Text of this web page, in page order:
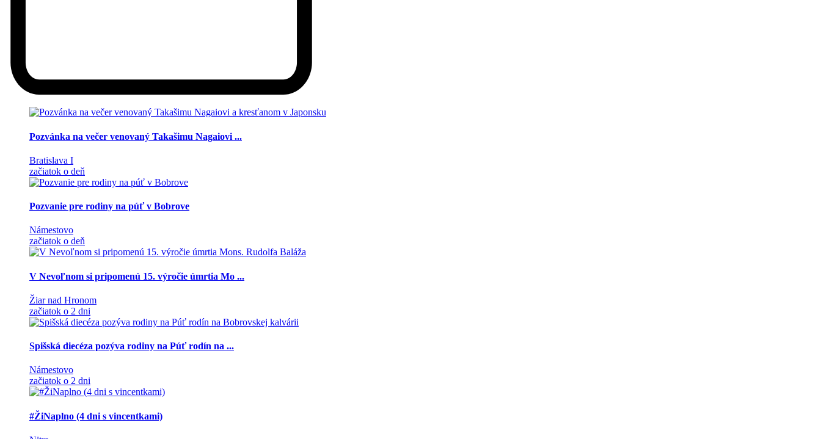
Pozvánka na večer venovaný Takašimu Nagaiovi ...
Bratislava I
začiatok o deň
Pozvanie pre rodiny na púť v Bobrove
Námestovo
začiatok o deň
V Nevoľnom si pripomenú 15. výročie úmrtia Mo ...
Žiar nad Hronom
začiatok o 2 dni
Spišská diecéza pozýva rodiny na Púť rodín na ...
Námestovo
začiatok o 2 dni
#ŽiNaplno (4 dni s vincentkami)